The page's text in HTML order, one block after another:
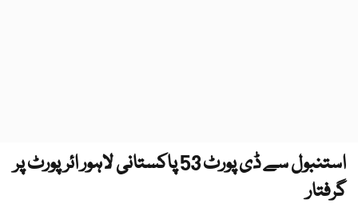
استنبول سے ڈی پورٹ 53 پاکستانی لاہور ائرپورٹ پر
گرفتار